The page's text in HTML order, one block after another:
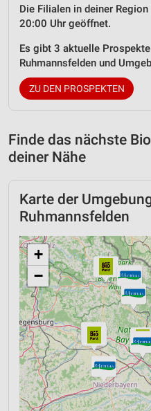
Die Filialen in deiner
20:00 Uhr geöffnet.
Es gibt 3 aktuelle
Ruhmannsfelden und
ZU DEN PROSPEKTEN
Finde das nächste
deiner Nähe
Karte der
Ruhmannsfelden
+
−